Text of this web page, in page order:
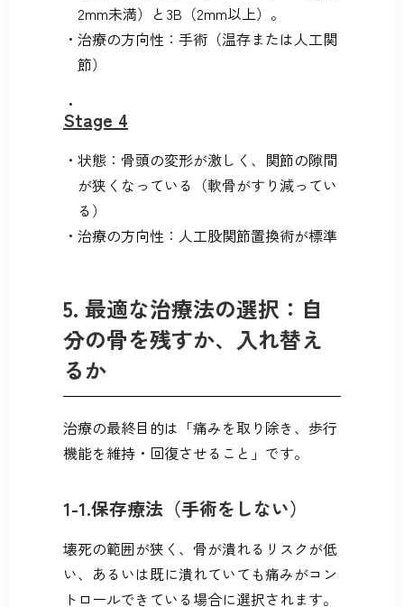
2mm未満）と3B（2mm以上）。
治療の方向性：手術（温存または人工関
節）
Stage 4
状態：骨頭の変形が激しく、関節の隙間
が狭くなっている（軟骨がすり減ってい
る）
治療の方向性：人工股関節置換術が標準
5. 最適な治療法の選択：自
分の骨を残すか、入れ替え
るか
治療の最終目的は「痛みを取り除き、歩行
機能を維持・回復させること」です。
1-1.保存療法（手術をしない）
壊死の範囲が狭く、骨が潰れるリスクが低
い、あるいは既に潰れていても痛みがコン
トロールできている場合に選択されます。